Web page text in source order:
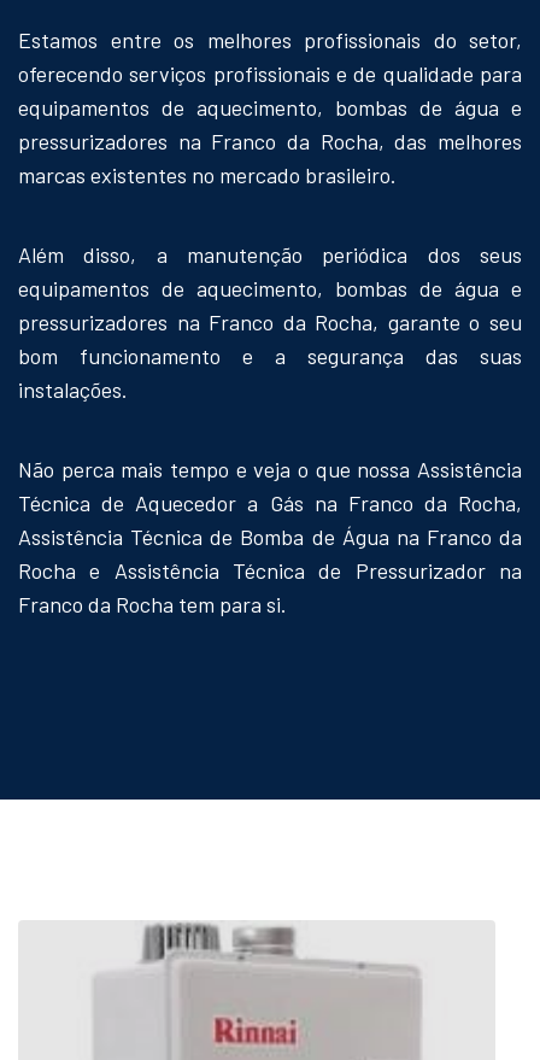
Estamos entre os melhores profissionais do setor,
oferecendo serviços profissionais e de qualidade para
equipamentos de aquecimento, bombas de água e
pressurizadores na Franco da Rocha, das melhores
marcas existentes no mercado brasileiro.
Além disso, a manutenção periódica dos seus
equipamentos de aquecimento, bombas de água e
pressurizadores na Franco da Rocha, garante o seu
bom funcionamento e a segurança das suas
instalações.
Não perca mais tempo e veja o que nossa Assistência
Técnica de Aquecedor a Gás na Franco da Rocha,
Assistência Técnica de Bomba de Água na Franco da
Rocha e Assistência Técnica de Pressurizador na
Franco da Rocha tem para si.